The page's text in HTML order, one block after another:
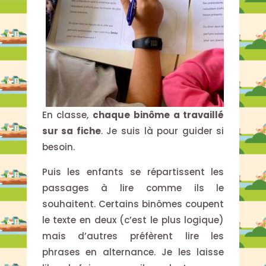
En classe, chaque binôme a travaillé
sur sa fiche. Je suis là pour guider si
besoin.
Puis les enfants se répartissent les
passages à lire comme ils le
souhaitent. Certains binômes coupent
le texte en deux (c’est le plus logique)
mais d’autres préfèrent lire les
phrases en alternance. Je les laisse